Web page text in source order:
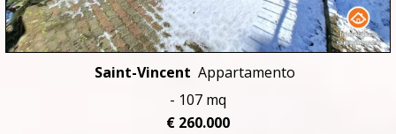
Saint-Vincent Appartamento
- 107 mq
€ 260.000